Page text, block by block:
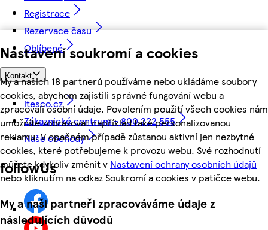
Nastavení soukromí a cookies
My a našich 18 partnerů používáme nebo ukládáme soubory
cookies, abychom zajistili správné fungování webu a
zpracovali osobní údaje. Povolením použití všech cookies nám
umožníte zobrazovat například také personalizovanou
reklamu. V opačném případě zůstanou aktivní jen nezbytné
cookies, které potřebujeme k provozu webu. Své rozhodnutí
můžete kdykoliv změnit v Nastavení ochrany osobních údajů
nebo kliknutím na odkaz Soukromí a cookies v patičce webu.
My a naši partneři zpracováváme údaje z
následujících důvodů
Registrace
Rezervace času
Oblíbené
Kontakt
itesco.cz
Zákaznické centrum - 800 222 555
Naše obchody
followUs